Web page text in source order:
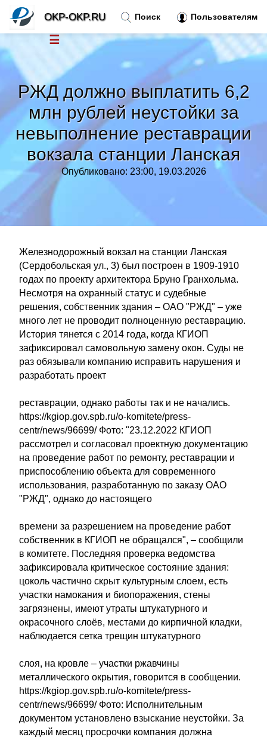
РЖД должно выплатить 6,2
млн рублей неустойки за
невыполнение реставрации
вокзала станции Ланская
Опубликовано: 23:00, 19.03.2026
Железнодорожный вокзал на станции Ланская
(Сердобольская ул., 3) был построен в 1909-1910
годах по проекту архитектора Бруно Гранхольма.
Несмотря на охранный статус и судебные
решения, собственник здания – ОАО "РЖД" – уже
много лет не проводит полноценную реставрацию.
История тянется с 2014 года, когда КГИОП
зафиксировал самовольную замену окон. Суды не
раз обязывали компанию исправить нарушения и
разработать проект
реставрации, однако работы так и не начались.
https://kgiop.gov.spb.ru/o-komitete/press-
centr/news/96699/ Фото: "23.12.2022 КГИОП
рассмотрел и согласовал проектную документацию
на проведение работ по ремонту, реставрации и
приспособлению объекта для современного
использования, разработанную по заказу ОАО
"РЖД", однако до настоящего
времени за разрешением на проведение работ
собственник в КГИОП не обращался", – сообщили
в комитете. Последняя проверка ведомства
зафиксировала критическое состояние здания:
цоколь частично скрыт культурным слоем, есть
участки намокания и биопоражения, стены
загрязнены, имеют утраты штукатурного и
окрасочного слоёв, местами до кирпичной кладки,
наблюдается сетка трещин штукатурного
слоя, на кровле – участки ржавчины
металлического окрытия, говорится в сообщении.
https://kgiop.gov.spb.ru/o-komitete/press-
centr/news/96699/ Фото: Исполнительным
документом установлено взыскание неустойки. За
каждый месяц просрочки компания должна
Поиск Пользователям
OKP-OKP.RU
☰
Тренды новостей»
Рубрики»
Правила »